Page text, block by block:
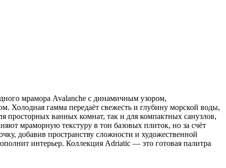
мрамора Avalanche с динамичным узором,
Холодная гамма передаёт свежесть и глубину морской воды,
просторных ванных комнат, так и для компактных санузлов,
мраморную текстуру в тон базовых плиток, но за счёт
добавив пространству сложности и художественной
интерьер. Коллекция Adriatic — это готовая палитра